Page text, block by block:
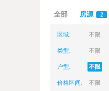
全部 房源 2
区域: 不限
类型: 不限
户型: 不限
价格区间: 不限